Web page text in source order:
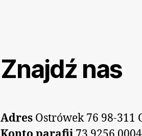
Znajdź nas
Adres Ostrówek 76 98-311